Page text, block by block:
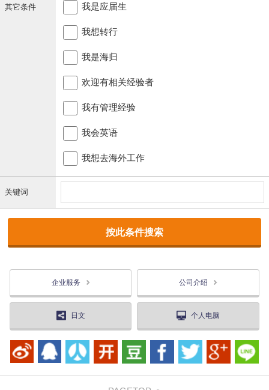
其它条件 我是应届生
我想转行
我是海归
欢迎有相关经验者
我有管理经验
我会英语
我想去海外工作
关键词
企业服务 公司介绍
日文 个人电脑